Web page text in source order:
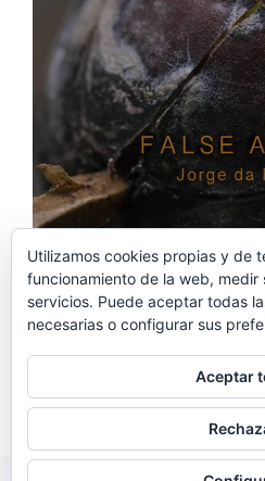
‘False Alarm’ es el segundo
de Jorge da Rocha que verá la
por título «BLAU». Este nuevo
registro muy diferente respecto a
anterior trabajo,…
Noemí Sánchez
16/01/
Utilizamos cookies propias y de
funcionamiento de la web, medir
servicios. Puede aceptar todas
necesarias o configurar sus
Aceptar